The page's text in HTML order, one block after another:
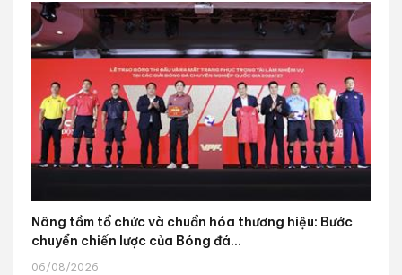
Nâng tầm tổ chức và chuẩn hóa thương hiệu: Bước
chuyển chiến lược của Bóng đá...
06/08/2026